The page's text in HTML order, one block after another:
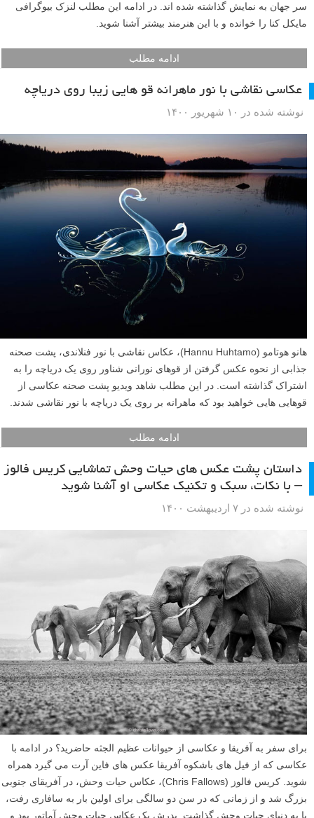
سر جهان به نمایش گذاشته شده اند. در ادامه این مطلب لنزک بیوگرافی
مایکل کنا را خوانده و با این هنرمند بیشتر آشنا شوید.
ادامه مطلب
عکاسی نقاشی با نور ماهرانه قو هایی زیبا روی دریاچه
نوشته شده در ۱۰ شهریور ۱۴۰۰
هانو هوتامو (Hannu Huhtamo)، عکاس نقاشی با نور فنلاندی، پشت صحنه
جذابی از نحوه عکس گرفتن از قوهای نورانی شناور روی یک دریاچه را به
اشتراک گذاشته است. در این مطلب شاهد ویدیو پشت صحنه عکاسی از
قوهایی هایی خواهید بود که ماهرانه بر روی یک دریاچه با نور نقاشی شدند.
ادامه مطلب
داستان پشت عکس های حیات وحش تماشایی کریس فالوز
– با نکات، سبک و تکنیک عکاسی او آشنا شوید
نوشته شده در ۷ اردیبهشت ۱۴۰۰
برای سفر به آفریقا و عکاسی از حیوانات عظیم الجثه حاضرید؟ در ادامه با
عکاسی که از فیل های باشکوه آفریقا عکس های فاین آرت می گیرد همراه
شوید. کریس فالوز (Chris Fallows)، عکاس حیات وحش، در آفریقای جنوبی
بزرگ شد و از زمانی که در سن دو سالگی برای اولین بار به سافاری رفت،
پا به دنیای حیات وحش گذاشت. پدرش یک عکاس حیات وحش آماتور بود و